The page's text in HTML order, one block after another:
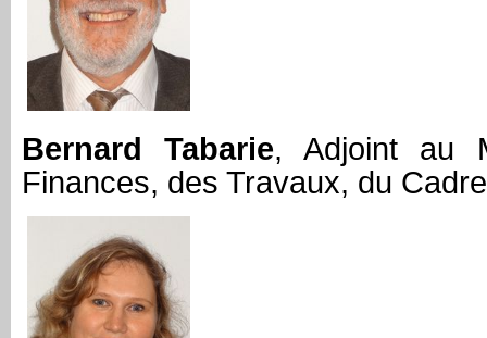
Bernard Tabarie, Adjoint au
Finances, des Travaux, du